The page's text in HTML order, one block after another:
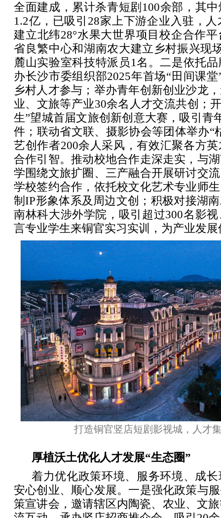
全面建成，累计杀青短剧100余部，其
1.2亿，已吸引28家上下游企业入驻，
建立北纬28°水果大世界项目校企合作
省良繁中心和湖南农大建立乡村振兴现
麓山实验室科技特派员1名。二是依托
办长沙市委组织部2025年首场“田间课
乡村人才参与；举办青年创新创业沙龙
业、文旅等产业30余名人才交流共创；
生”望城首届文旅创新创意大赛，吸引青
件；联动省文联、摄影协会等团体举办“
艺创作者200余人采风，有效汇聚各方
合作引智。推动校地合作走深走实，与
学围绕文旅扩圈、三产融合开展研讨交
学校签约合作，依托校文化艺术专业师
制IP形象体系及周边文创；积极对接湖
南林科大涉外学院，吸引超过300名影
言专业学生来铜官实习实训，为产业发
打造铜官竖店短剧影视城，人才
厚植沃土优化人才发展“生态圈”
着力优化政策环境、服务环境、成
安心创业、顺心发展。一是强化政策与
策宣讲会，邀请辖区内陶瓷、农业、文